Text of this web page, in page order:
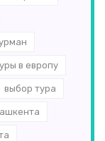
в европу
выбор тура